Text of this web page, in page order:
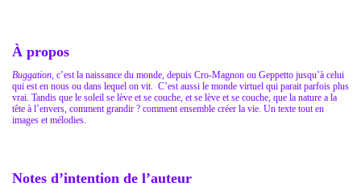
À propos
Buggation, c’est la naissance du monde, depuis Cro-Magnon ou Geppetto jusqu’à celui
qui est en nous ou dans lequel on vit. C’est aussi le monde virtuel qui parait parfois plus
vrai. Tandis que le soleil se lève et se couche, et se lève et se couche, que la nature a la
tête à l’envers, comment grandir ? comment ensemble créer la vie. Un texte tout en
images et mélodies.
Notes d’intention de l’auteur